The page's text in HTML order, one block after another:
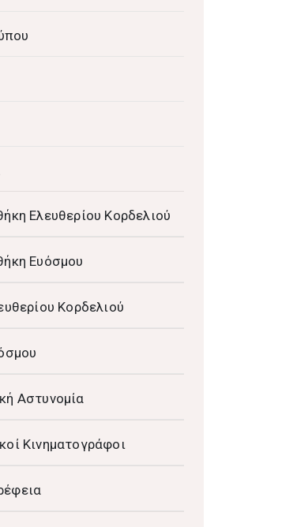
Ελευθερίου Κορδελιού
Ευόσμου
Κορδελιού
Αστυνομία
Κινηματογράφοι